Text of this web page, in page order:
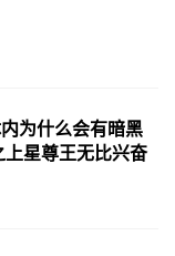
为什么会有暗黑
星尊王无比兴奋